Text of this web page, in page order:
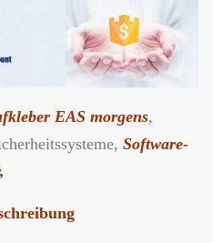
EAS morgens,
Software-